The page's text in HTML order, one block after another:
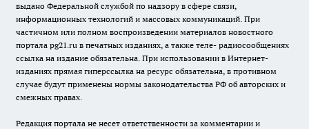
выдано Федеральной службой по надзору в сфере связи,
информационных технологий и массовых коммуникаций. При
частичном или полном воспроизведении материалов новостного
портала pg21.ru в печатных изданиях, а также теле- радиосообщениях
ссылка на издание обязательна. При использовании в Интернет-
изданиях прямая гиперссылка на ресурс обязательна, в противном
случае будут применены нормы законодательства РФ об авторских и
смежных правах.
Редакция портала не несет ответственности за комментарии и